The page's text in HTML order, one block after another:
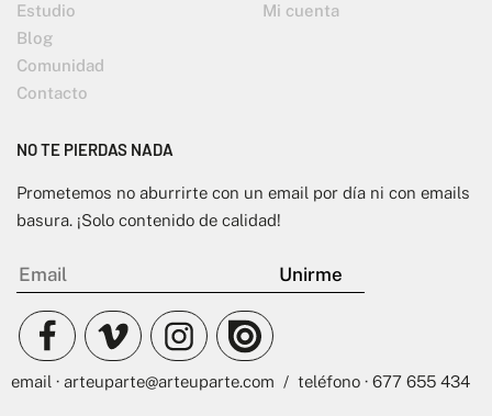
Estudio
Blog
Comunidad
Contacto
Mi cuenta
NO TE PIERDAS NADA
Prometemos no aburrirte con un email por día ni con emails
basura. ¡Solo contenido de calidad!
email · arteuparte@arteuparte.com / teléfono · 677 655 434